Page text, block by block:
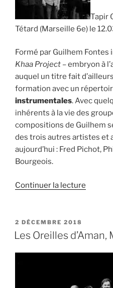
Tapir
Tétard (Marseille 6e) le
Formé par Guilhem
Khaa Project – embryon à
auquel un titre fait
formation avec un
instrumentales. Avec
inhérents à la vie des
compositions de Guilhem
des trois autres artistes et
aujourd’hui : Fred Pichot,
Bourgeois.
Continuer la lecture
PUBLIÉ
LE
2 DÉCEMBRE 2018
Les Oreilles d’Aman,